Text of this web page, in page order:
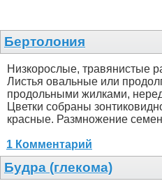
Бертолония
Низкорослые, травянистые
Листья овальные или
продольными жилками,
Цветки собраны
красные. Размножение
1 Комментарий
Будра (глекома)